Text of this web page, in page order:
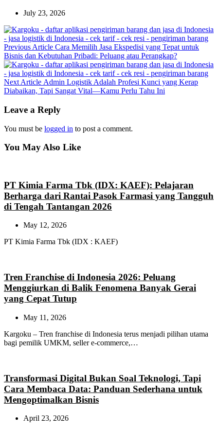
July 23, 2026
Previous Article Previous
Post:
Cara Memilih Jasa Ekspedisi yang Tepat untuk
Bisnis dan Kebutuhan Pribadi: Peluang atau Perangkap?
Next Article Next
Post:
Admin Logistik Adalah Profesi Kunci yang Kerap
Diabaikan, Tapi Sangat Vital—Kamu Perlu Tahu Ini
Leave a Reply
You must be logged in to post a comment.
You May Also Like
PT Kimia Farma Tbk (IDX: KAEF): Pelajaran
Berharga dari Rantai Pasok Farmasi yang Tangguh
di Tengah Tantangan 2026
May 12, 2026
PT Kimia Farma Tbk (IDX : KAEF)
Tren Franchise di Indonesia 2026: Peluang
Menggiurkan di Balik Fenomena Banyak Gerai
yang Cepat Tutup
May 11, 2026
Kargoku – Tren franchise di Indonesia terus menjadi pilihan utama
bagi pemilik UMKM, seller e-commerce,…
Transformasi Digital Bukan Soal Teknologi, Tapi
Cara Membaca Data: Panduan Sederhana untuk
Mengoptimalkan Bisnis
April 23, 2026